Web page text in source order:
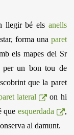
llegir bé els anells
forma una paret
els mapes del Sr
per un bon tou de
que la paret
lateral
on hi
que esquerdada
,
al damunt.